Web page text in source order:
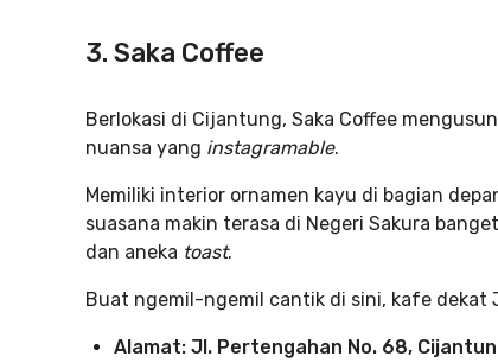
3. Saka Coffee
Berlokasi di Cijantung, Saka Coffee
nuansa yang instagramable.
Memiliki interior ornamen kayu di bagian
suasana makin terasa di Negeri Sakura
dan aneka toast.
Buat ngemil-ngemil cantik di sini, kafe dekat
Alamat: Jl. Pertengahan No. 68,